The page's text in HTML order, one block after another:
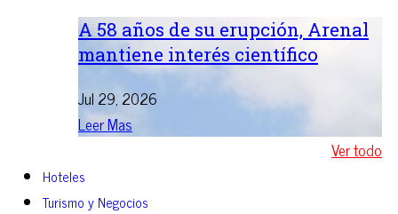
A 58 años de su erupción, Arenal
mantiene interés científico
Jul 29, 2026
Leer Mas
Ver todo
Hoteles
Turismo y Negocios